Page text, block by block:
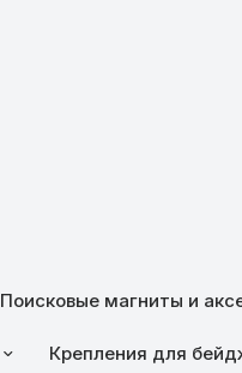
Поисковые магниты и
Крепления для